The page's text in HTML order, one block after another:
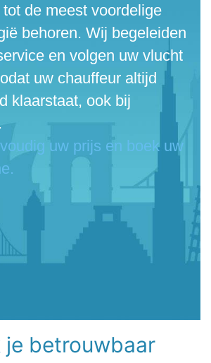
de meest voordelige
behoren. Wij begeleiden
en volgen uw vlucht
uw chauffeur altijd
klaarstaat, ook bij
uw prijs en boek uw
je betrouwbaar